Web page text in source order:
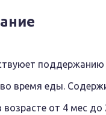
время еды.
от 4 мес до